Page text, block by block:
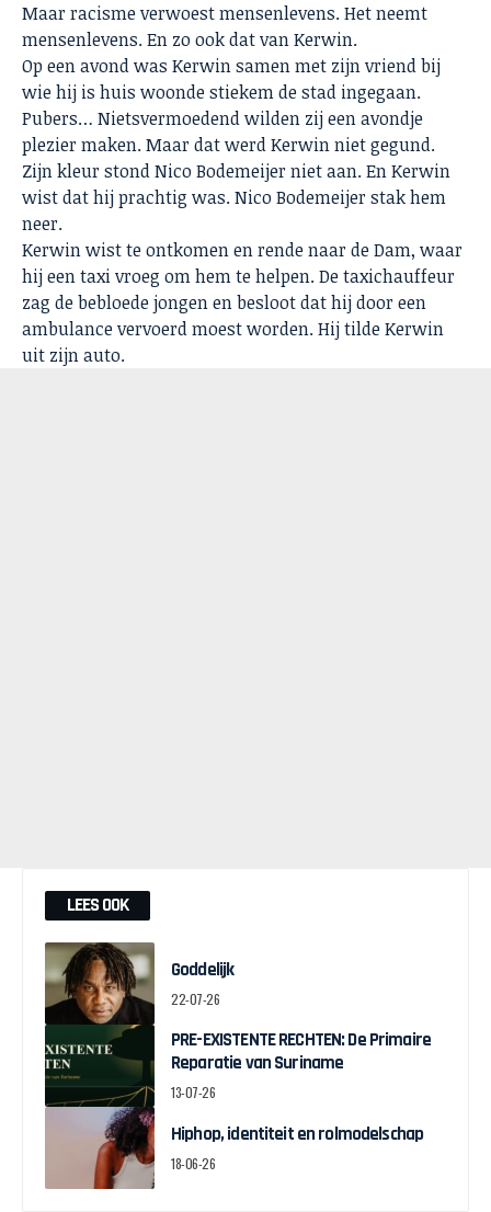
Maar racisme verwoest mensenlevens. Het neemt
mensenlevens. En zo ook dat van Kerwin.
Op een avond was Kerwin samen met zijn vriend bij
wie hij is huis woonde stiekem de stad ingegaan.
Pubers… Nietsvermoedend wilden zij een avondje
plezier maken. Maar dat werd Kerwin niet gegund.
Zijn kleur stond Nico Bodemeijer niet aan. En Kerwin
wist dat hij prachtig was. Nico Bodemeijer stak hem
neer.
Kerwin wist te ontkomen en rende naar de Dam, waar
hij een taxi vroeg om hem te helpen. De taxichauffeur
zag de bebloede jongen en besloot dat hij door een
ambulance vervoerd moest worden. Hij tilde Kerwin
uit zijn auto.
LEES OOK
Goddelijk
22-07-26
PRE-EXISTENTE RECHTEN: De Primaire
Reparatie van Suriname
13-07-26
Hiphop, identiteit en rolmodelschap
18-06-26